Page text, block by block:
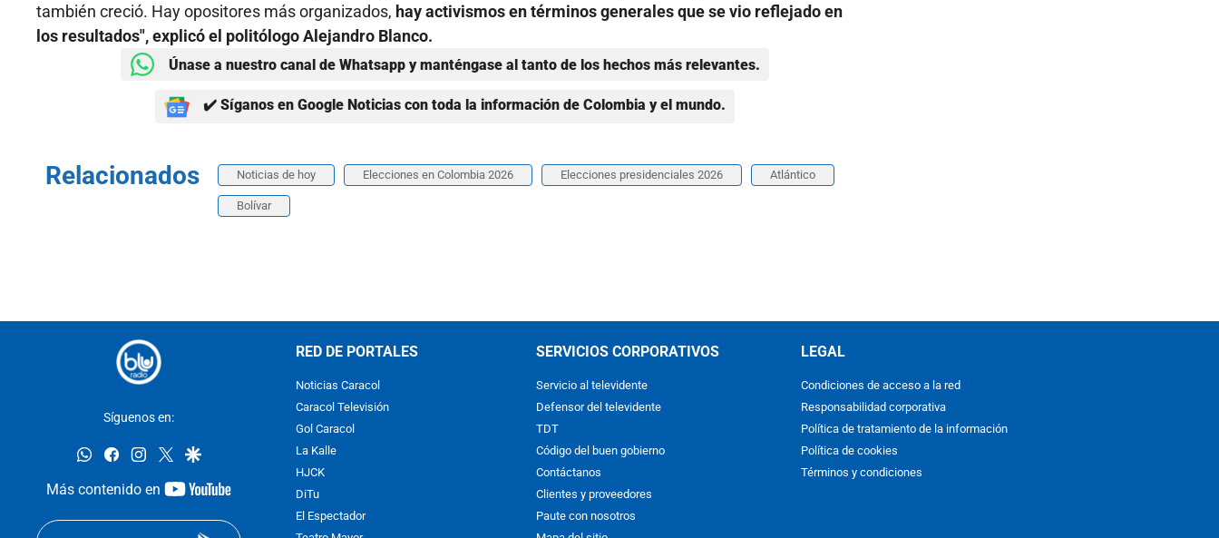
también creció. Hay opositores más organizados, hay activismos en términos generales que se vio reflejado en
los resultados", explicó el politólogo Alejandro Blanco.
Únase a nuestro canal de Whatsapp y manténgase al tanto de los hechos más relevantes.
✔️ Síganos en Google Noticias con toda la información de Colombia y el mundo.
Relacionados Noticias de hoy Elecciones en Colombia 2026 Elecciones presidenciales 2026 Atlántico
Bolívar
Síguenos en:
whatsappfacebookinstagram
twittergoogle
Más contenido en
youtube-
RED DE PORTALES
Noticias Caracol
Caracol Televisión
Gol Caracol
La Kalle
HJCK
DiTu
El Espectador
SERVICIOS CORPORATIVOS
Servicio al televidente
Defensor del televidente
TDT
Código del buen gobierno
Contáctanos
Clientes y proveedores
Paute con nosotros
LEGAL
Condiciones de acceso a la red
Responsabilidad corporativa
Política de tratamiento de la información
Política de cookies
Términos y condiciones